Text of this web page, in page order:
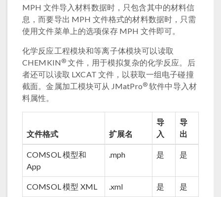
MPH 文件导入材料数据时，只包含其中的材料信
息，而要导出 MPH 文件格式的材料数据时，只需
使用文件菜单上的选项保存 MPH 文件即可。
化学反应工程模块和等离子体模块可以读取
CHEMKIN® 文件，用于模拟复杂的化学反应。后
者还可以读取 LXCAT 文件，以获取一组电子碰撞
截面。金属加工模块可从 JMatPro® 软件中导入材
料属性。
文件格式 扩展名
导
入
导
出
COMSOL 模型和
App
.mph 是 是
COMSOL 模型 XML .xml 是 是